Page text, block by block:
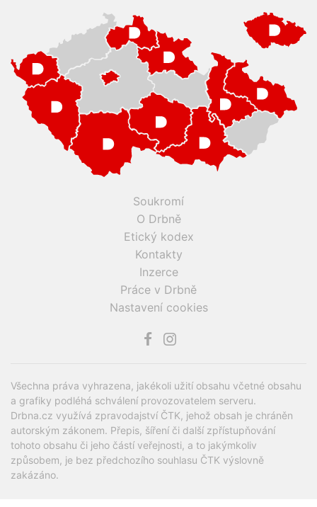
Soukromí
O Drbně
Etický kodex
Kontakty
Inzerce
Práce v Drbně
Nastavení cookies
Všechna práva vyhrazena, jakékoli užití obsahu včetné obsahu
a grafiky podléhá schválení provozovatelem serveru.
Drbna.cz využívá zpravodajství ČTK, jehož obsah je chráněn
autorským zákonem. Přepis, šíření či další zpřístupňování
tohoto obsahu či jeho částí veřejnosti, a to jakýmkoliv
způsobem, je bez předchozího souhlasu ČTK výslovně
zakázáno.